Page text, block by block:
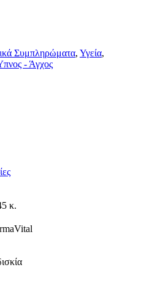
Συμπληρώματα, Υγεία,
- Άγχος
κ.